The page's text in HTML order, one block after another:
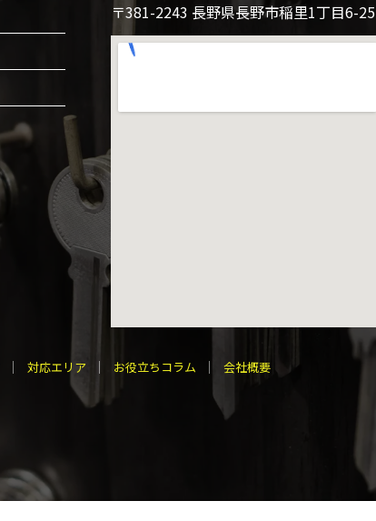
〒381-2243 長野県長野市稲里1丁目6-25
対応エリア お役立ちコラム 会社概要